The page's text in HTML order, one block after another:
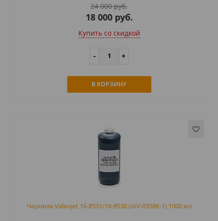
24 000 руб.
18 000 руб.
Купить cо скидкой
В КОРЗИНУ
Чернила Videojet 16-8531/16-8530 (AIV-0358K-1) 1000 мл